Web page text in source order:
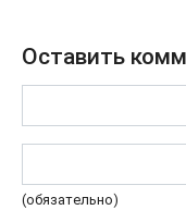
Оставить
(обязательно)